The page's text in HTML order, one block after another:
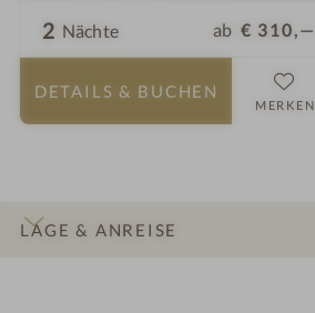
2 Nächte ab € 310,—
DETAILS & BUCHEN
MERKEN
LAGE & ANREISE